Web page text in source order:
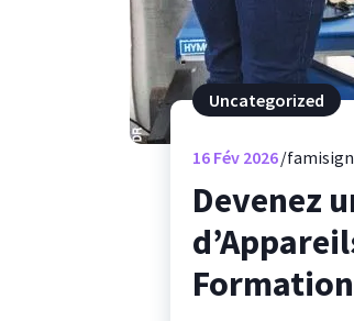
Uncategorized
16Fév 2026
Devenez